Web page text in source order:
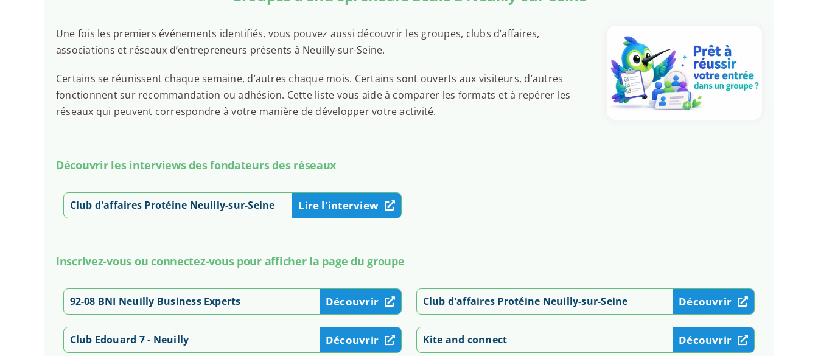
Une fois les premiers événements identifiés, vous pouvez aussi découvrir les groupes, clubs d’affaires,
associations et réseaux d’entrepreneurs présents à Neuilly-sur-Seine.
Certains se réunissent chaque semaine, d’autres chaque mois. Certains sont ouverts aux visiteurs, d’autres
fonctionnent sur recommandation ou adhésion. Cette liste vous aide à comparer les formats et à repérer les
réseaux qui peuvent correspondre à votre manière de développer votre activité.
Découvrir les interviews des fondateurs des réseaux
Club d'affaires Protéine Neuilly-sur-Seine Lire l'interview
Inscrivez-vous ou connectez-vous pour afficher la page du groupe
92-08 BNI Neuilly Business Experts Découvrir Club d'affaires Protéine Neuilly-sur-Seine Découvrir
Club Edouard 7 - Neuilly Découvrir Kite and connect Découvrir